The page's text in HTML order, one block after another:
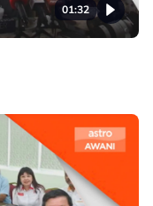
01:32